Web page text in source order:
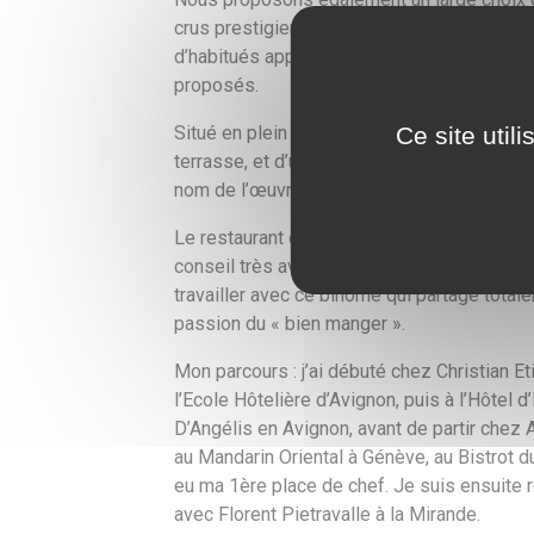
crus prestigieux ainsi que quelques vins du
d’habitués apprécie une ambiance
proposés.
Situé en plein cœur du quartier des
terrasse, et d’une décoration intérieure
nom de l’œuvre de Lewis Caroll « Alice au
Le restaurant est géré par Mélanie
conseil très avisé en vin. Le chef de
travailler avec ce binôme qui partage
passion du « bien manger ».
Mon parcours : j’ai débuté chez Christian
l’Ecole Hôtelière d’Avignon, puis à l’Hôtel
D’Angélis en Avignon, avant de partir chez
au Mandarin Oriental à Génève, au Bistrot
eu ma 1ère place de chef. Je suis ensuite
avec Florent Pietravalle à la Mirande.
Ce site